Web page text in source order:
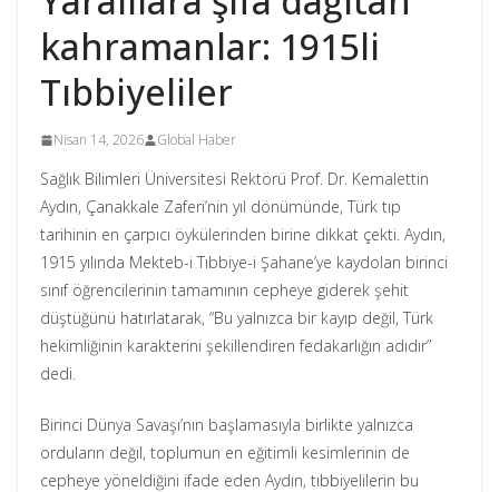
kahramanlar: 1915li
Tıbbiyeliler
Nisan 14, 2026 Global Haber
Sağlık Bilimleri Üniversitesi Rektörü Prof. Dr. Kemalettin
Aydın, Çanakkale Zaferi’nin yıl dönümünde, Türk tıp
tarihinin en çarpıcı öykülerinden birine dikkat çekti. Aydın,
1915 yılında Mekteb-i Tıbbiye-i Şahane’ye kaydolan birinci
sınıf öğrencilerinin tamamının cepheye giderek şehit
düştüğünü hatırlatarak, “Bu yalnızca bir kayıp değil, Türk
hekimliğinin karakterini şekillendiren fedakarlığın adıdır”
dedi.
Birinci Dünya Savaşı’nın başlamasıyla birlikte yalnızca
orduların değil, toplumun en eğitimli kesimlerinin de
cepheye yöneldiğini ifade eden Aydın, tıbbiyelilerin bu